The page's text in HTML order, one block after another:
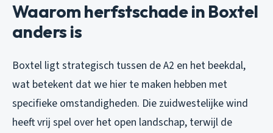
Waarom herfstschade in Boxtel
anders is
Boxtel ligt strategisch tussen de A2 en het beekdal,
wat betekent dat we hier te maken hebben met
specifieke omstandigheden. Die zuidwestelijke wind
heeft vrij spel over het open landschap, terwijl de